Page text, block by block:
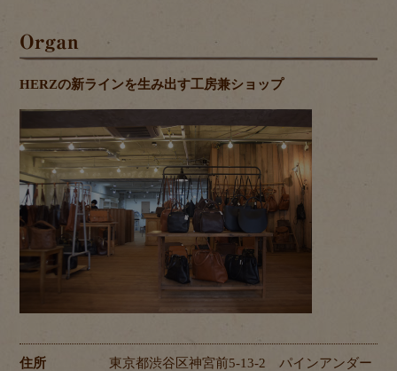
Organ
HERZの新ラインを生み出す工房兼ショップ
住所
東京都渋谷区神宮前5-13-2 パインアンダー